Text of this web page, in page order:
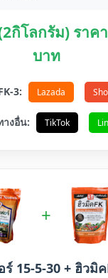
กิโลกรัม) ราค
บาท
3: Lazada
างอื่น: TikTok
+
ร์ 15-5-30 + ฮิวมิ